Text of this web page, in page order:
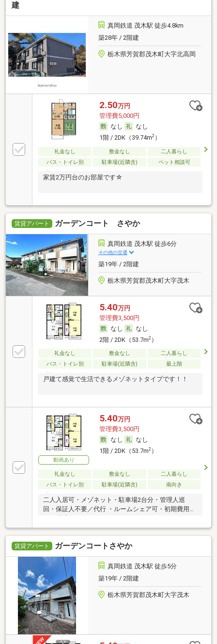
建
真岡鉄道 茂木駅 徒歩4.8km
築28年 / 2階建
栃木県芳賀郡茂木町大字北高岡
2.50万円
管理費5,000円
なし
なし
1階 / 2DK（39.74m2）
礼金なし 敷金なし
二人暮らし
バス・トイレ別
駐車場(近隣含) ペット相談可
家賃2万円台のお部屋です☆
賃貸アパート ガーデンコート さやか
真岡鉄道 茂木駅 徒歩6分
その他の交通
築19年 / 2階建
栃木県芳賀郡茂木町大字茂木
5.40万円
管理費3,500円
なし
なし
2階 / 2DK（53.7m2）
礼金なし 敷金なし
二人暮らし
バス・トイレ別
駐車場(近隣含) 最上階
戸建て感覚で生活できるメゾネットタイプです！！
動画あり
5.40万円
管理費3,500円
なし
なし
1階 / 2DK（53.7m2）
礼金なし 敷金なし
二人暮らし
バス・トイレ別
駐車場(近隣含) 南向き
二人入居可・メゾネット・駐車場2台分・管理人巡
回・保証人不要／代行 ・ルームシェア可・初期費用カ
賃貸アパート ガーデンコートさやか
真岡鉄道 茂木駅 徒歩5分
築19年 / 2階建
栃木県芳賀郡茂木町大字茂木